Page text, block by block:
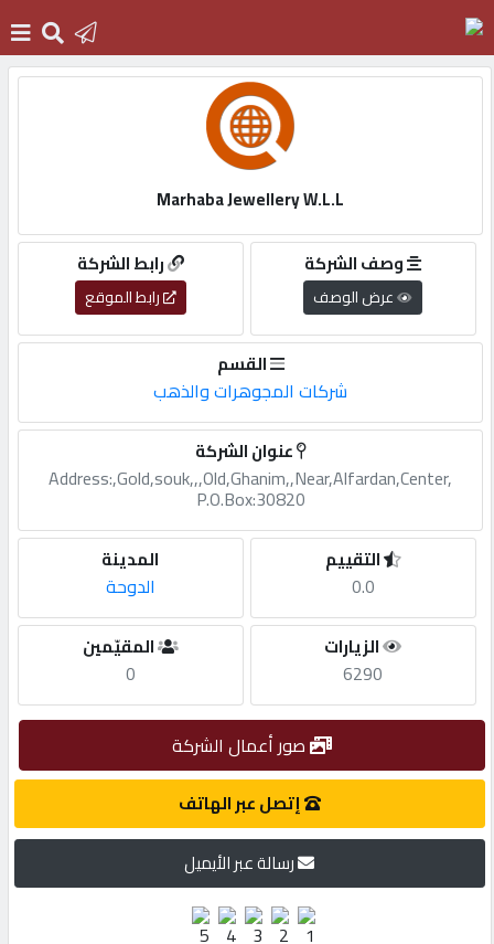
التسجيل
English
أضف
اعلانك
مطلوب
طلب
الاحصائيات
الأقسام
مميزة
Marhaba Jewellery W.L.L
رابط الشركة
رابط الموقع
وصف الشركة
عرض الوصف
القسم
شركات المجوهرات والذهب
عنوان الشركة
Address:,Gold,souk,,,Old,Ghanim,,Near,Alfardan,Center,
P.O.Box:30820
المدينة
الدوحة
التقييم
0.0
المقيّمين
0
الزيارات
6290
صور أعمال الشركة
إتصل عبر الهاتف
رسالة عبر الأيميل